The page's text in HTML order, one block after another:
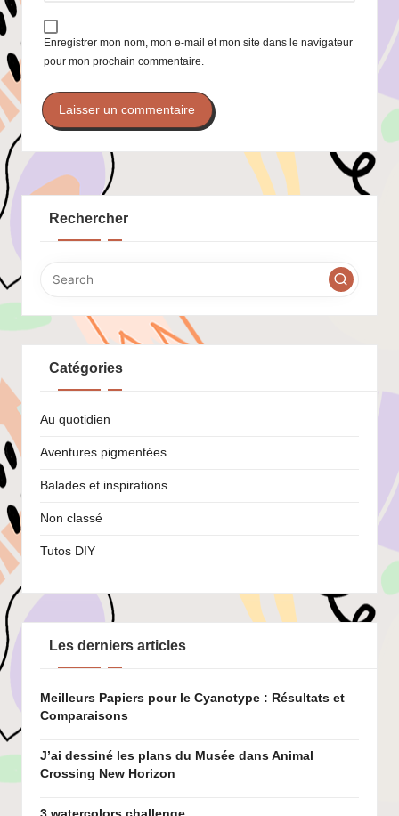
Enregistrer mon nom, mon e-mail et mon site dans le navigateur
pour mon prochain commentaire.
Rechercher
Catégories
Au quotidien
Aventures pigmentées
Balades et inspirations
Non classé
Tutos DIY
Les derniers articles
Meilleurs Papiers pour le Cyanotype : Résultats et
Comparaisons
J’ai dessiné les plans du Musée dans Animal
Crossing New Horizon